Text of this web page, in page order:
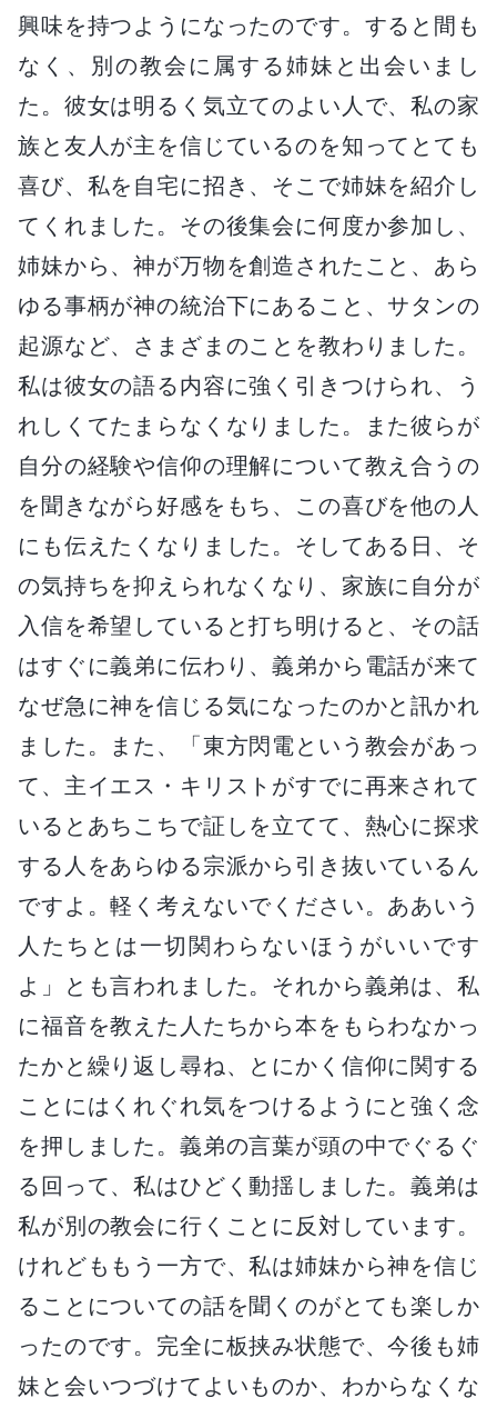
興味を持つようになったのです。すると間も
なく、別の教会に属する姉妹と出会いまし
た。彼女は明るく気立てのよい人で、私の家
族と友人が主を信じているのを知ってとても
喜び、私を自宅に招き、そこで姉妹を紹介し
てくれました。その後集会に何度か参加し、
姉妹から、神が万物を創造されたこと、あら
ゆる事柄が神の統治下にあること、サタンの
起源など、さまざまのことを教わりました。
私は彼女の語る内容に強く引きつけられ、う
れしくてたまらなくなりました。また彼らが
自分の経験や信仰の理解について教え合うの
を聞きながら好感をもち、この喜びを他の人
にも伝えたくなりました。そしてある日、そ
の気持ちを抑えられなくなり、家族に自分が
入信を希望していると打ち明けると、その話
はすぐに義弟に伝わり、義弟から電話が来て
なぜ急に神を信じる気になったのかと訊かれ
ました。また、「東方閃電という教会があっ
て、主イエス・キリストがすでに再来されて
いるとあちこちで証しを立てて、熱心に探求
する人をあらゆる宗派から引き抜いているん
ですよ。軽く考えないでください。ああいう
人たちとは一切関わらないほうがいいです
よ」とも言われました。それから義弟は、私
に福音を教えた人たちから本をもらわなかっ
たかと繰り返し尋ね、とにかく信仰に関する
ことにはくれぐれ気をつけるようにと強く念
を押しました。義弟の言葉が頭の中でぐるぐ
る回って、私はひどく動揺しました。義弟は
私が別の教会に行くことに反対しています。
けれどももう一方で、私は姉妹から神を信じ
ることについての話を聞くのがとても楽しか
ったのです。完全に板挟み状態で、今後も姉
妹と会いつづけてよいものか、わからなくな